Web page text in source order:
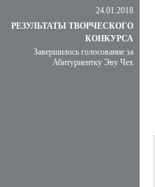
24.01.2018
РЕЗУЛЬТАТЫ ТВОРЧЕСКОГО
КОНКУРСА
Завершилось голосование за
Абитуриентку Эву Чех